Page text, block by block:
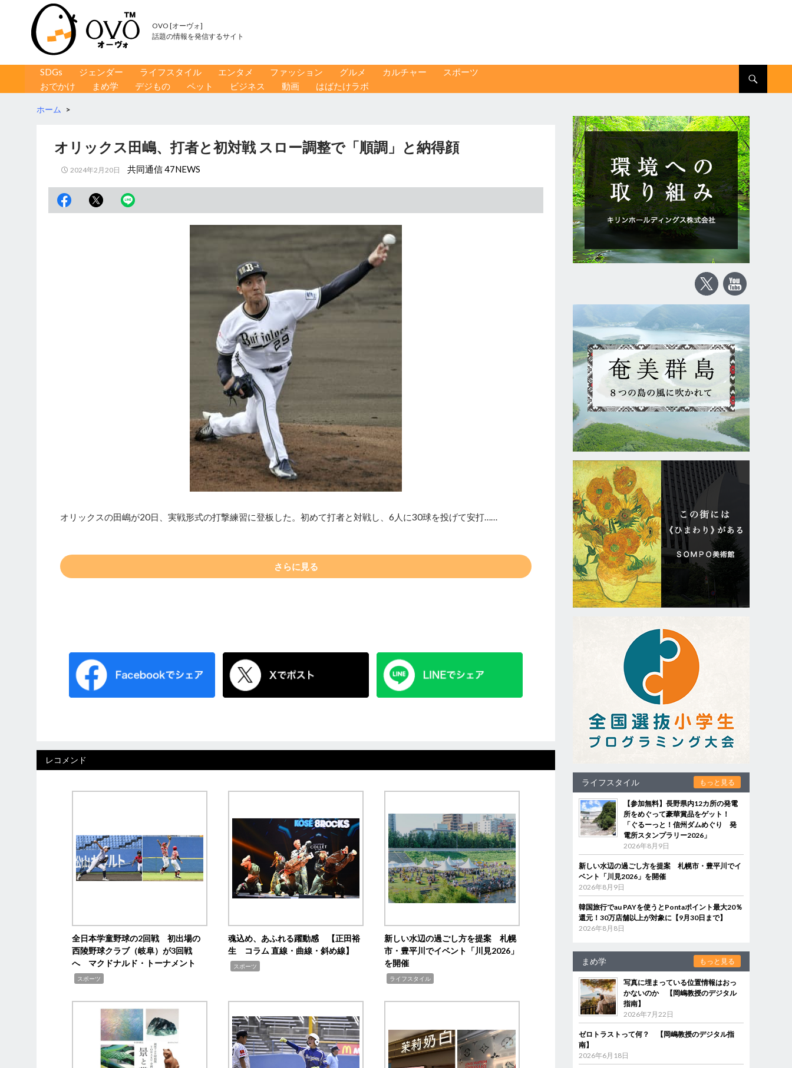
OVO [オーヴォ]
話題の情報を発信するサイト
コンテンツへ移動
SDGs ジェンダー ライフスタイル エンタメ ファッション グルメ カルチャー
スポーツ
おでかけ
まめ学 デジもの ペット ビジネス 動画 はばたけラボ
ホーム >
オリックス田嶋、打者と初対戦 スロー調整で「順調」と納得顔
2024年2月20日 共同通信 47NEWS
オリックスの田嶋が20日、実戦形式の打撃練習に登板した。初めて打者と対戦し、6人に30球を投げて安打……
さらに見る
レコメンド
全日本学童野球の2回戦 初出場の
西陵野球クラブ（岐阜）が3回戦
へ マクドナルド・トーナメント
スポーツ
魂込め、あふれる躍動感 【正田裕
生 コラム 直線・曲線・斜め線】
スポーツ
新しい水辺の過ごし方を提案 札幌
市・豊平川でイベント「川見2026」
を開催
ライフスタイル
ライフスタイル もっと見る
【参加無料】長野県内12カ所の発電
所をめぐって豪華賞品をゲット！
「ぐるーっと！信州ダムめぐり 発
電所スタンプラリー2026」
2026年8月9日
新しい水辺の過ごし方を提案 札幌市・豊平川でイ
ベント「川見2026」を開催
2026年8月9日
韓国旅行でau PAYを使うとPontaポイント最大20％
還元！30万店舗以上が対象に【9月30日まで】
2026年8月8日
まめ学 もっと見る
写真に埋まっている位置情報はおっ
かないのか 【岡嶋教授のデジタル
指南】
2026年7月22日
ゼロトラストって何？ 【岡嶋教授のデジタル指
南】
2026年6月18日